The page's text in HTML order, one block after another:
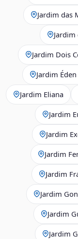
Jardim das
Jardim
Jardim Dois
Jardim
Jardim Eliana
Jardim
Jardim
Jardim
Jardim
Jardim
Jardim
Jardim